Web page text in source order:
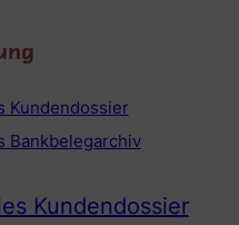
Kundendossier
Bankbelegarchiv
Kundendossier